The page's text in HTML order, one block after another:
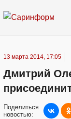
13 марта 2014, 17:05
Дмитрий
Поделиться
новостью: